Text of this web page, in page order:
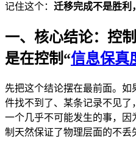
记住这个： 迁移完成不是胜利
一、核心结论：控
是在控制“信息保真
先把这个结论摆在最前面。如
件找不到了、某条记录不见
一个几乎不可能发生的事，
制天然保证了物理层面的不丢